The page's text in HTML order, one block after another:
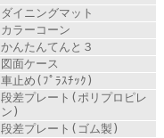
ダイニングマット
カラーコーン
かんたんてんと３
図面ケース
車止め(ﾌﾟﾗｽﾁｯｸ)
段差プレート(ポリプロピレ
ン)
段差プレート(ゴム製)